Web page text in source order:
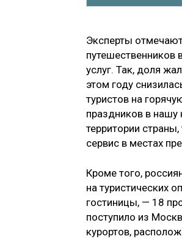
Эксперты
путешественников
услуг. Так, доля
этом году
туристов на
праздников в
территории
сервис в местах
Кроме того,
на туристических
гостиницы, — 18
поступило из
курортов,